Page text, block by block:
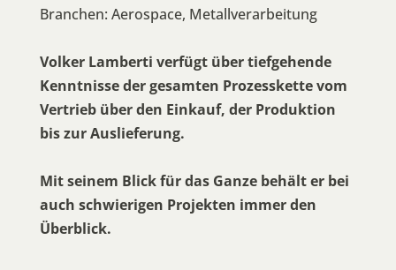
Branchen: Aerospace, Metallverarbeitung
Volker Lamberti verfügt über tiefgehende
Kenntnisse der gesamten Prozesskette vom
Vertrieb über den Einkauf, der Produktion
bis zur Auslieferung.
Mit seinem Blick für das Ganze behält er bei
auch schwierigen Projekten immer den
Überblick.